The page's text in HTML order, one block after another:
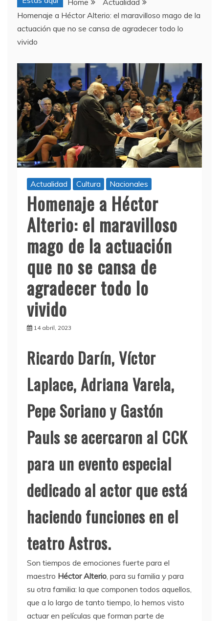
Home
Actualidad
Homenaje a Héctor Alterio: el maravilloso mago de la
actuación que no se cansa de agradecer todo lo
vivido
Actualidad Cultura Nacionales
Homenaje a Héctor
Alterio: el maravilloso
mago de la actuación
que no se cansa de
agradecer todo lo
vivido
14 abril, 2023
Ricardo Darín, Víctor
Laplace, Adriana Varela,
Pepe Soriano y Gastón
Pauls se acercaron al CCK
para un evento especial
dedicado al actor que está
haciendo funciones en el
teatro Astros.
Son tiempos de emociones fuerte para el
maestro Héctor Alterio, para su familia y para
su otra familia: la que componen todos aquellos,
que a lo largo de tanto tiempo, lo hemos visto
actuar en películas que forman parte de